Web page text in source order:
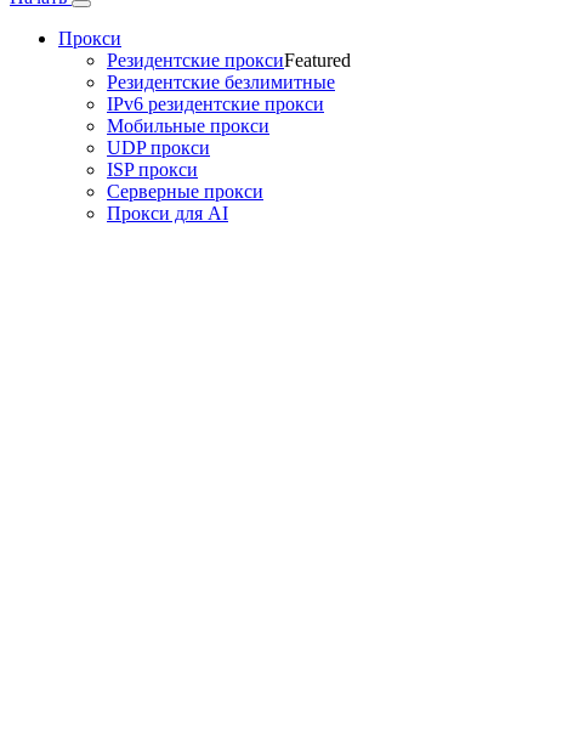
Прокси
Резидентские проксиFeatured
Резидентские безлимитные
IPv6 резидентские прокси
Мобильные прокси
UDP прокси
ISP прокси
Серверные прокси
Прокси для AI